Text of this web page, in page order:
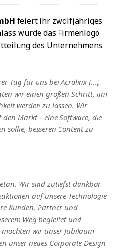
feiert ihr zwölfjähriges
wurde das Firmenlogo
des Unternehmens
Tag für uns bei Acrolinx […].
wir einen großen Schritt, um
werden zu lassen. Wir
Markt – eine Software, die
sollte, besseren Content zu
Wir sind zutiefst dankbar
auf unsere Technologie
Kunden, Partner und
Weg begleitet und
wir unser Jubiläum
unser neues Corporate Design